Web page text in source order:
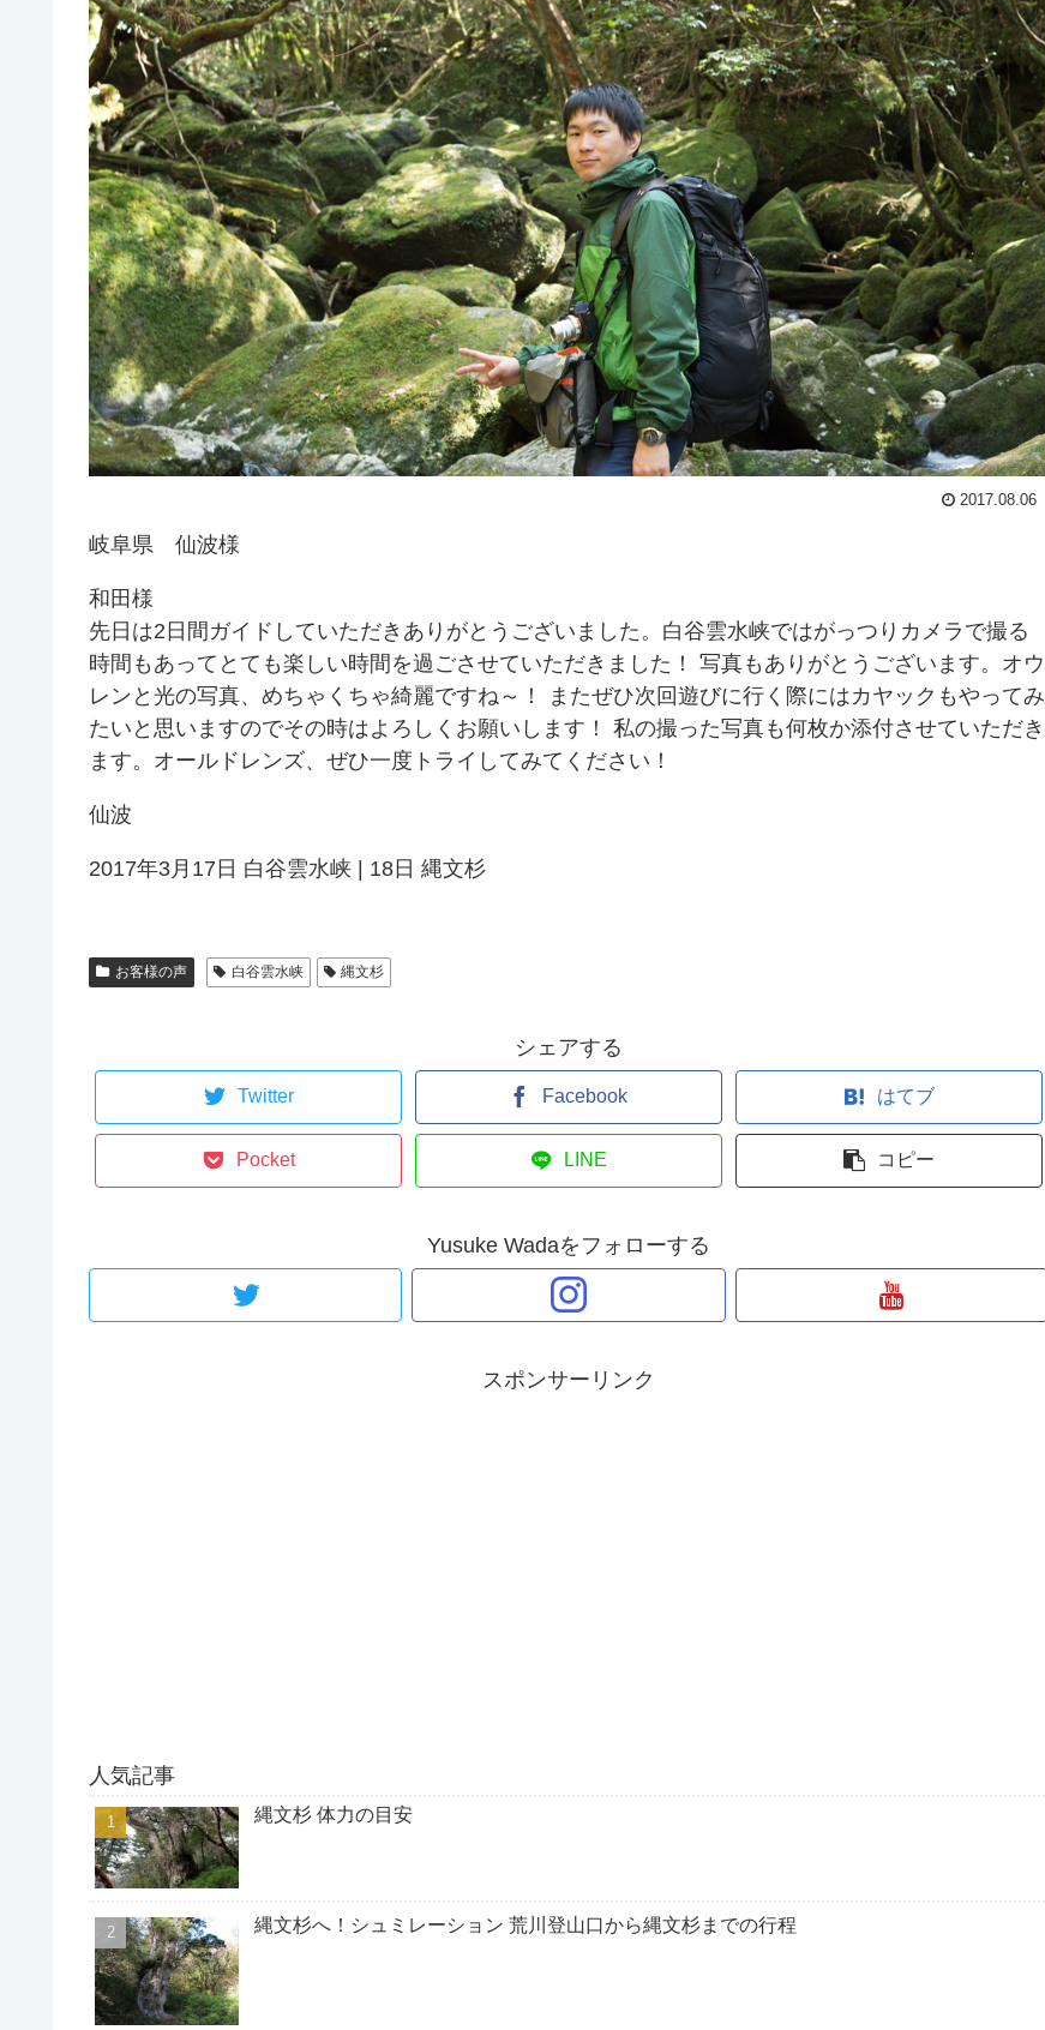
2017.08.06
岐阜県 仙波様
和田様
先日は2日間ガイドしていただきありがとうございました。白谷雲水峡ではがっつりカメラで撮る
時間もあってとても楽しい時間を過ごさせていただきました！ 写真もありがとうございます。オウ
レンと光の写真、めちゃくちゃ綺麗ですね～！ またぜひ次回遊びに行く際にはカヤックもやってみ
たいと思いますのでその時はよろしくお願いします！ 私の撮った写真も何枚か添付させていただき
ます。オールドレンズ、ぜひ一度トライしてみてください！
仙波
2017年3月17日 白谷雲水峡 | 18日 縄文杉
お客様の声 白谷雲水峡 縄文杉
シェアする
Twitter Facebook はてブ
Pocket LINE コピー
Yusuke Wadaをフォローする
スポンサーリンク
人気記事
縄文杉 体力の目安
縄文杉へ！シュミレーション 荒川登山口から縄文杉までの行程